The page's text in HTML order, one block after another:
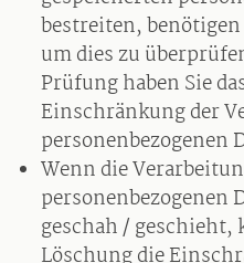
bestreiten,
um dies zu
Prüfung haben Sie
Einschränkung der
personenbezogenen
Wenn die
personenbezogenen
geschah / geschieht,
Löschung die